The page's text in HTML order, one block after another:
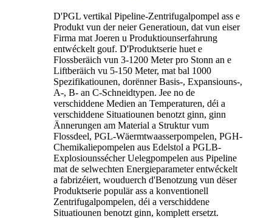
D'PGL vertikal Pipeline-Zentrifugalpompel ass e
Produkt vun der neier Generatioun, dat vun eiser
Firma mat Joeren u Produktiounserfahrung
entwéckelt gouf. D'Produktserie huet e
Flossberäich vun 3-1200 Meter pro Stonn an e
Liftberäich vu 5-150 Meter, mat bal 1000
Spezifikatiounen, dorënner Basis-, Expansiouns-,
A-, B- an C-Schneidtypen. Jee no de
verschiddene Medien an Temperaturen, déi a
verschiddene Situatiounen benotzt ginn, ginn
Ännerungen am Material a Struktur vum
Flossdeel, PGL-Wäermtwaasserpompelen, PGH-
Chemikaliepompelen aus Edelstol a PGLB-
Explosiounssécher Uelegpompelen aus Pipeline
mat de selwechten Energieparameter entwéckelt
a fabrizéiert, wouduerch d'Benotzung vun dëser
Produktserie populär ass a konventionell
Zentrifugalpompelen, déi a verschiddene
Situatiounen benotzt ginn, komplett ersetzt.